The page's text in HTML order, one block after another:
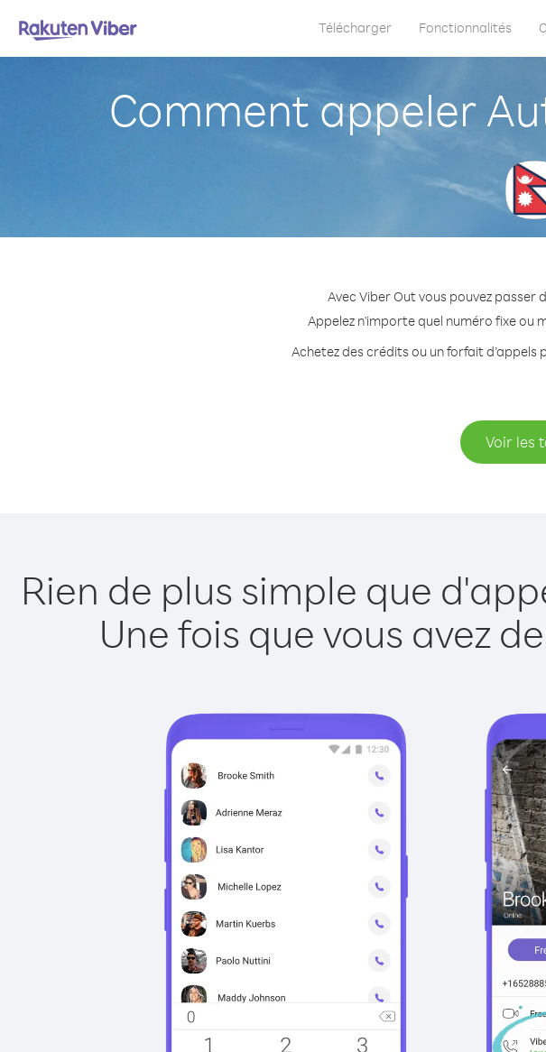
Télécharger Fonctionnalités
Comment appeler
Avec Viber Out vous pouvez
Appelez n'importe quel numéro fixe ou
Achetez des crédits ou un forfait
Voir les
Rien de plus simple que
Une fois que vous avez